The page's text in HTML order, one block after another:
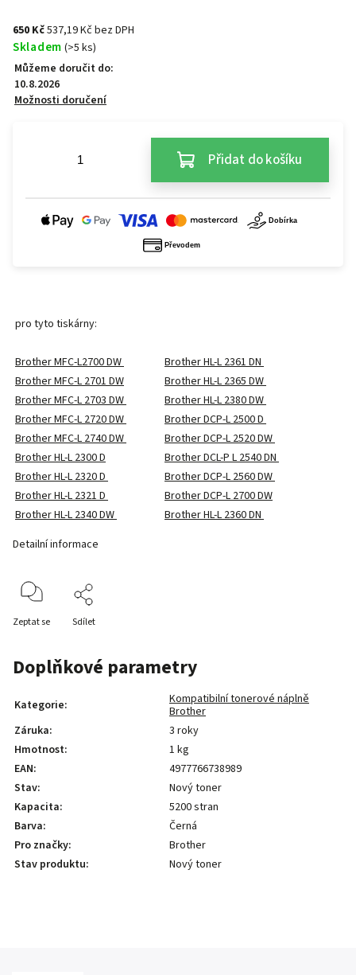
650 Kč537,19 Kč bez DPH
Skladem (>5 ks)
Můžeme doručit do:
10.8.2026
Možnosti doručení
Přidat do košíku
pro tyto tiskárny:
Brother MFC-L2700 DW
Brother HL-L 2361 DN
Brother MFC-L 2701 DW
Brother HL-L 2365 DW
Brother MFC-L 2703 DW
Brother HL-L 2380 DW
Brother MFC-L 2720 DW
Brother DCP-L 2500 D
Brother MFC-L 2740 DW
Brother DCP-L 2520 DW
Brother HL-L 2300 D
Brother DCL-P L 2540 DN
Brother HL-L 2320 D
Brother DCP-L 2560 DW
Brother HL-L 2321 D
Brother DCP-L 2700 DW
Brother HL-L 2340 DW
Brother HL-L 2360 DN
Detailní informace
Zeptat se Sdílet
Doplňkové parametry
Kategorie:
Kompatibilní tonerové náplně
Brother
Záruka:
3 roky
Hmotnost:
1 kg
EAN:
4977766738989
Stav:
Nový toner
Kapacita:
5200 stran
Barva:
Černá
Pro značky:
Brother
Stav produktu: Nový toner